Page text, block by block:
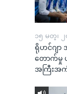
၁၅ မတ္၊ ၂
ရိုဟင်ဂျ
တောက်မှု
အကြီးအ